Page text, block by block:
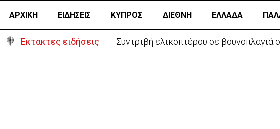
ΑΡΧΙΚΗ ΕΙΔΗΣΕΙΣ ΚΥΠΡΟΣ ΔΙΕΘΝΗ ΕΛΛΑΔΑ
Έκτακτες ειδήσεις Συντριβή ελικοπτέρου σε βουνοπλαγιά